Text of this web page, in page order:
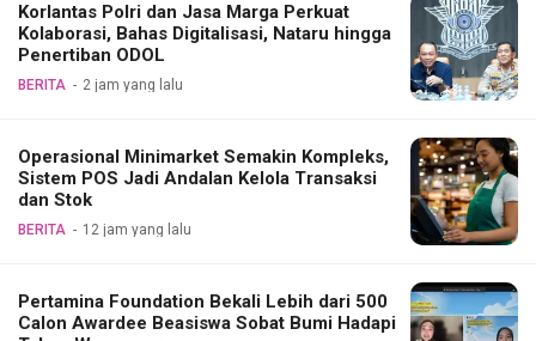
Korlantas Polri dan Jasa Marga Perkuat
Kolaborasi, Bahas Digitalisasi, Nataru hingga
Penertiban ODOL
BERITA 2 jam yang lalu
Operasional Minimarket Semakin Kompleks,
Sistem POS Jadi Andalan Kelola Transaksi
dan Stok
BERITA 12 jam yang lalu
Pertamina Foundation Bekali Lebih dari 500
Calon Awardee Beasiswa Sobat Bumi Hadapi